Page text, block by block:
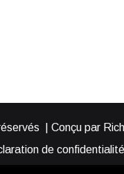
| Conçu par
de